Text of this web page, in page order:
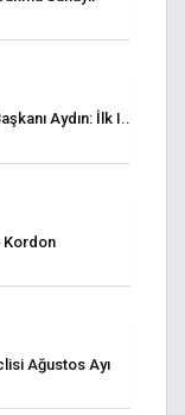
Aydın: İlk I..
Kordon
Ağustos Ayı